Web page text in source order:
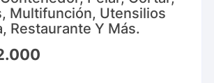
Multifunción, Utensilios
Restaurante Y Más.